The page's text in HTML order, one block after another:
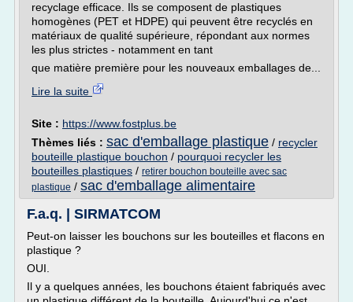
recyclage efficace. Ils se composent de plastiques
homogènes (PET et HDPE) qui peuvent être recyclés en
matériaux de qualité supérieure, répondant aux normes
les plus strictes - notamment en tant
que matière première pour les nouveaux emballages de...
Lire la suite
Site : https://www.fostplus.be
Thèmes liés : sac d'emballage plastique / recycler
bouteille plastique bouchon / pourquoi recycler les
bouteilles plastiques / retirer bouchon bouteille avec sac
plastique / sac d'emballage alimentaire
F.a.q. | SIRMATCOM
Peut-on laisser les bouchons sur les bouteilles et flacons en
plastique ?
OUI.
Il y a quelques années, les bouchons étaient fabriqués avec